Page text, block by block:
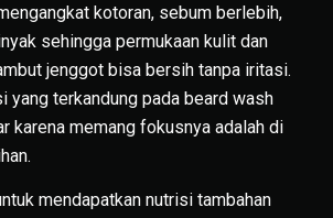
kotoran, sebum berlebih,
sehingga permukaan kulit dan
jenggot bisa bersih tanpa iritasi.
yang terkandung pada beard wash
karena memang fokusnya adalah di
mendapatkan nutrisi tambahan